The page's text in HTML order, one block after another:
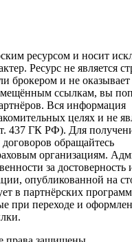
ресурсом и носит
Ресурс не является
брокером и не оказывает
ссылкам, вы
Вся информация
целях и не
437 ГК РФ). Для
обращайтесь
организациям.
за достоверность
опубликованной на
в партнёрских
при переходе и